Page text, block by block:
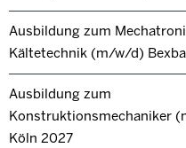
Ausbildung zum
Kältetechnik (m/w/d)
Ausbildung zum
Konstruktionsmechaniker
Köln 2027